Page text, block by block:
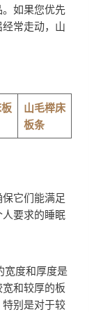
如果您优先
常走动，山
山毛榉床
板条
它们能满足
要求的睡眠
宽度和厚度是
和较厚的板
别是对于较